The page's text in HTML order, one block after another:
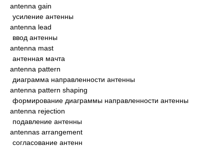
antenna gain
усиление антенны
antenna lead
ввод антенны
antenna mast
антенная мачта
antenna pattern
диаграмма направленности антенны
antenna pattern shaping
формирование диаграммы направленности антенны
antenna rejection
подавление антенны
antennas arrangement
согласование антенн